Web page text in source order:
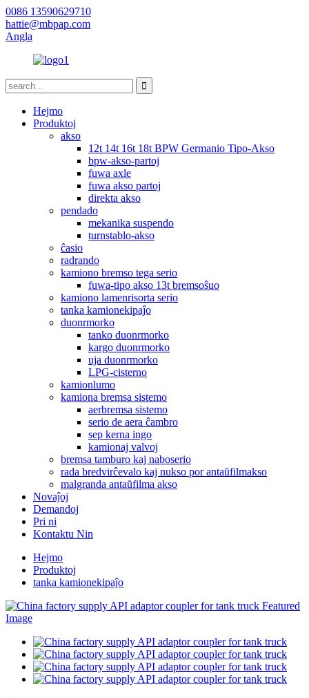
0086 13590629710
hattie@mbpap.com
Angla
Hejmo
Produktoj
akso
12t 14t 16t 18t BPW Germanio Tipo-Akso
bpw-akso-partoj
fuwa axle
fuwa akso partoj
direkta akso
pendado
mekanika suspendo
turnstablo-akso
ĉasio
radrando
kamiono bremso tega serio
fuwa-tipo akso 13t bremsoŝuo
kamiono lamenrisorta serio
tanka kamionekipaĵo
duonrmorko
tanko duonrmorko
kargo duonrmorko
uja duonrmorko
LPG-cisterno
kamionlumo
kamiona bremsa sistemo
aerbremsa sistemo
serio de aera ĉambro
sep kerna ingo
kamionaj valvoj
bremsa tamburo kaj naboserio
rada bredvirĉevalo kaj nukso por antaŭfilmakso
malgranda antaŭfilma akso
Novaĵoj
Demandoj
Pri ni
Kontaktu Nin
Hejmo
Produktoj
tanka kamionekipaĵo